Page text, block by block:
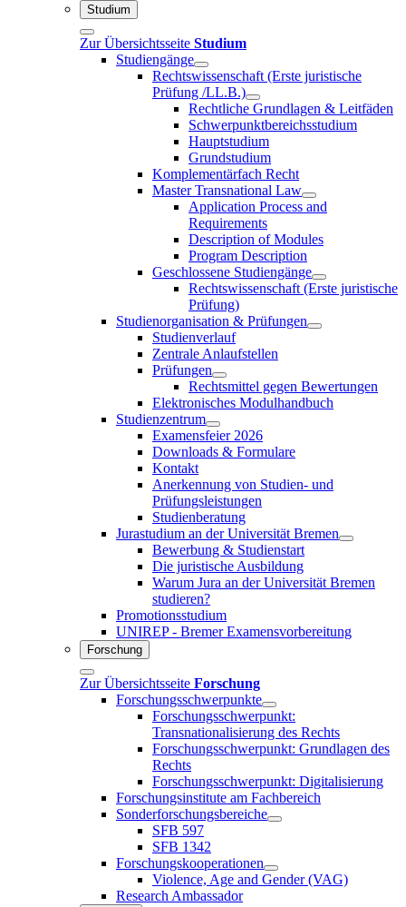
Studium
Zur Übersichtsseite Studium
Studiengänge
Rechtswissenschaft (Erste juristische
Prüfung /LL.B.)
Rechtliche Grundlagen & Leitfäden
Schwerpunktbereichsstudium
Hauptstudium
Grundstudium
Komplementärfach Recht
Master Transnational Law
Application Process and
Requirements
Description of Modules
Program Description
Geschlossene Studiengänge
Rechtswissenschaft (Erste juristische
Prüfung)
Studienorganisation & Prüfungen
Studienverlauf
Zentrale Anlaufstellen
Prüfungen
Rechtsmittel gegen Bewertungen
Elektronisches Modulhandbuch
Studienzentrum
Examensfeier 2026
Downloads & Formulare
Kontakt
Anerkennung von Studien- und
Prüfungsleistungen
Studienberatung
Jurastudium an der Universität Bremen
Bewerbung & Studienstart
Die juristische Ausbildung
Warum Jura an der Universität Bremen
studieren?
Promotionsstudium
UNIREP - Bremer Examensvorbereitung
Forschung
Zur Übersichtsseite Forschung
Forschungsschwerpunkte
Forschungsschwerpunkt:
Transnationalisierung des Rechts
Forschungsschwerpunkt: Grundlagen des
Rechts
Forschungsschwerpunkt: Digitalisierung
Forschungsinstitute am Fachbereich
Sonderforschungsbereiche
SFB 597
SFB 1342
Forschungskooperationen
Violence, Age and Gender (VAG)
Research Ambassador